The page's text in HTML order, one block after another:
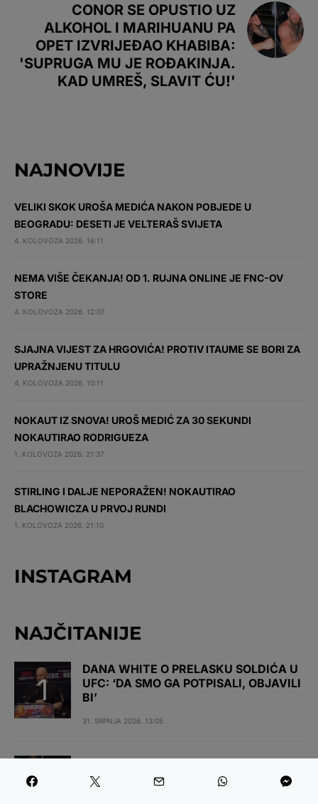
CONOR SE OPUSTIO UZ
ALKOHOL I MARIHUANU PA
OPET IZVRIJEĐAO KHABIBA:
'SUPRUGA MU JE ROĐAKINJA.
KAD UMREŠ, SLAVIT ĆU!'
NAJNOVIJE
VELIKI SKOK UROŠA MEDIĆA NAKON POBJEDE U
BEOGRADU: DESETI JE VELTERAŠ SVIJETA
4. KOLOVOZA 2026. 16:11
NEMA VIŠE ČEKANJA! OD 1. RUJNA ONLINE JE FNC-OV
STORE
4. KOLOVOZA 2026. 12:07
SJAJNA VIJEST ZA HRGOVIĆA! PROTIV ITAUME SE BORI ZA
UPRAŽNJENU TITULU
4. KOLOVOZA 2026. 10:11
NOKAUT IZ SNOVA! UROŠ MEDIĆ ZA 30 SEKUNDI
NOKAUTIRAO RODRIGUEZA
1. KOLOVOZA 2026. 21:37
STIRLING I DALJE NEPORAŽEN! NOKAUTIRAO
BLACHOWICZA U PRVOJ RUNDI
1. KOLOVOZA 2026. 21:10
INSTAGRAM
NAJČITANIJE
DANA WHITE O PRELASKU SOLDIĆA U
UFC: ‘DA SMO GA POTPISALI, OBJAVILI
BI’
31. SRPNJA 2026. 13:05
LEKA NOKAUTOM ZAPALIO ARENU U
BEOGRADU: NIKOLIĆ U LUDOJ BORBI
BOLJI OD VOLOGDINA